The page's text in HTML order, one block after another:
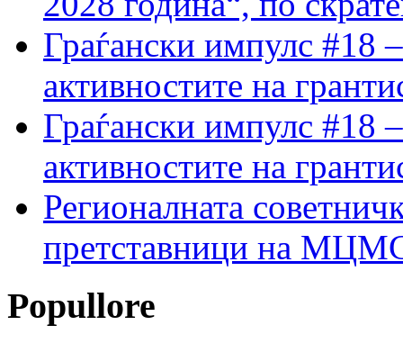
Граѓански импулс #18
активностите на
Граѓански импулс #18
активностите на
Регионалната
претставници на МЦМС
Popullore